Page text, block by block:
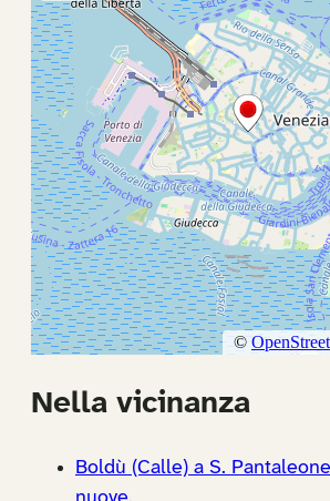
Nella vicinanza
Boldù (Calle) a S.